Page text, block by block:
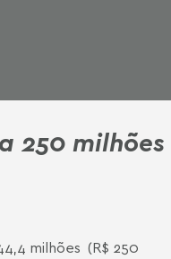
250 milhões
milhões (R$ 250